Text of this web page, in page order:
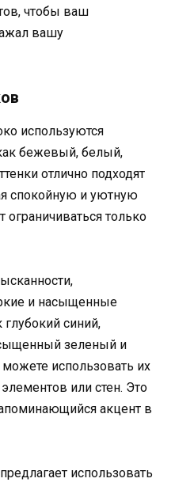
чтобы ваш
вашу
используются
бежевый, белый,
отлично подходят
спокойную и уютную
ограничиваться только
и насыщенные
синий,
зеленый и
использовать их
или стен. Это
акцент в
использовать